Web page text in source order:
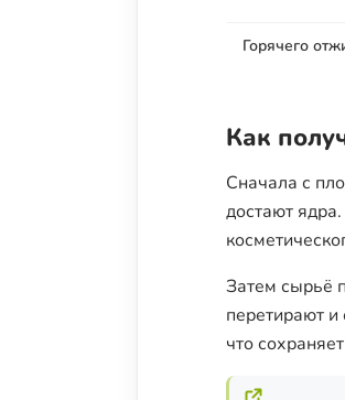
Горячего
Как
Сначала с
достают
Затем сырьё
перетирают
что